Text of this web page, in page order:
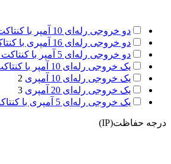
دو خروجی رله‌ای 10 آمپر با کنتاکت باز و بسته
دو خروجی رله‌ای 16 آمپری با کنتاکت باز
دو خروجی رله‌ای 5 آمپر با کنتاکت باز و بسته
یک خروجی رله‌ای 10 آمپر با کنتاکت باز و بسته
یک خروجی رله‌ای 10 آمپری
2
یک خروجی رله‌ای 20 آمپری
3
یک خروجی رله‌ای 5 آمپری با کنتاکت باز و بسته
درجه حفاظت(IP)